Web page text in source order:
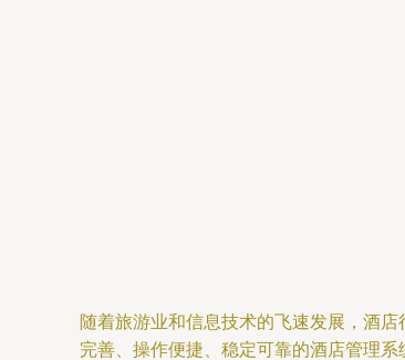
随着旅游业和信息技术的飞速发展，酒
完善、操作便捷、稳定可靠的酒店管理